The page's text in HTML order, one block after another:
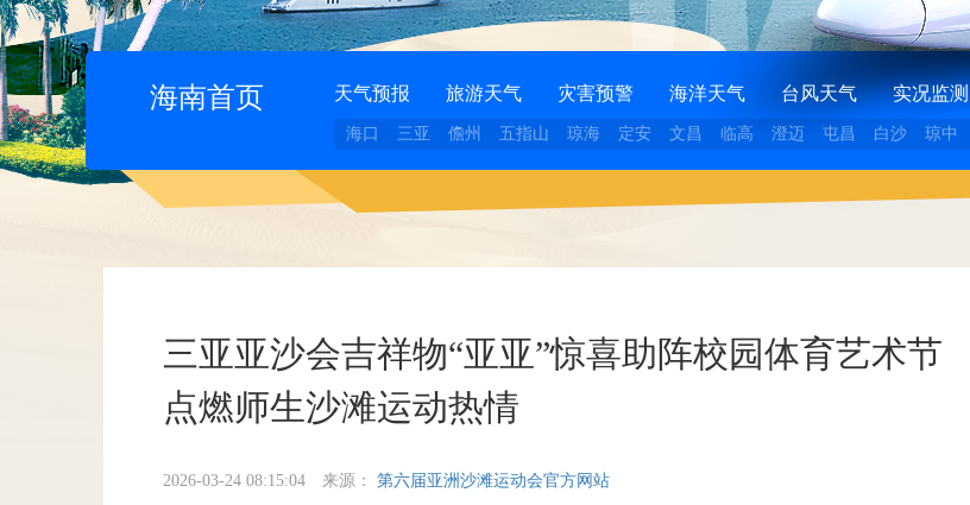
海南首页 天气预报 旅游天气 灾害预警 海洋天气 台风天气 实况监测
海口 三亚 儋州 五指山 琼海 定安 文昌 临高 澄迈 屯昌 白沙 琼中
三亚亚沙会吉祥物“亚亚”惊喜助阵校园体育艺术节
点燃师生沙滩运动热情
2026-03-24 08:15:04 来源： 第六届亚洲沙滩运动会官方网站